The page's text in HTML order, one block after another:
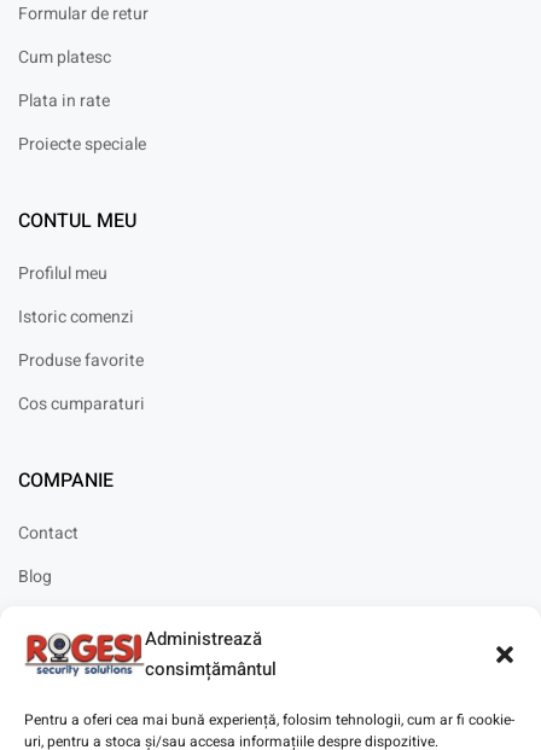
Administrează
consimțământul
Pentru a oferi cea mai bună experiență, folosim tehnologii, cum ar fi cookie-
uri, pentru a stoca și/sau accesa informațiile despre dispozitive.
Formular de retur
Cum platesc
Plata in rate
Proiecte speciale
CONTUL MEU
Profilul meu
Istoric comenzi
Produse favorite
Cos cumparaturi
COMPANIE
Contact
Blog
Solicitare instalare